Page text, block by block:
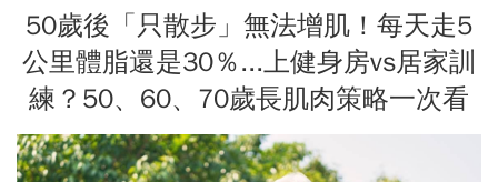
50歲後「只散步」無法增肌！每天走5
公里體脂還是30％...上健身房vs居家訓
練？50、60、70歲長肌肉策略一次看